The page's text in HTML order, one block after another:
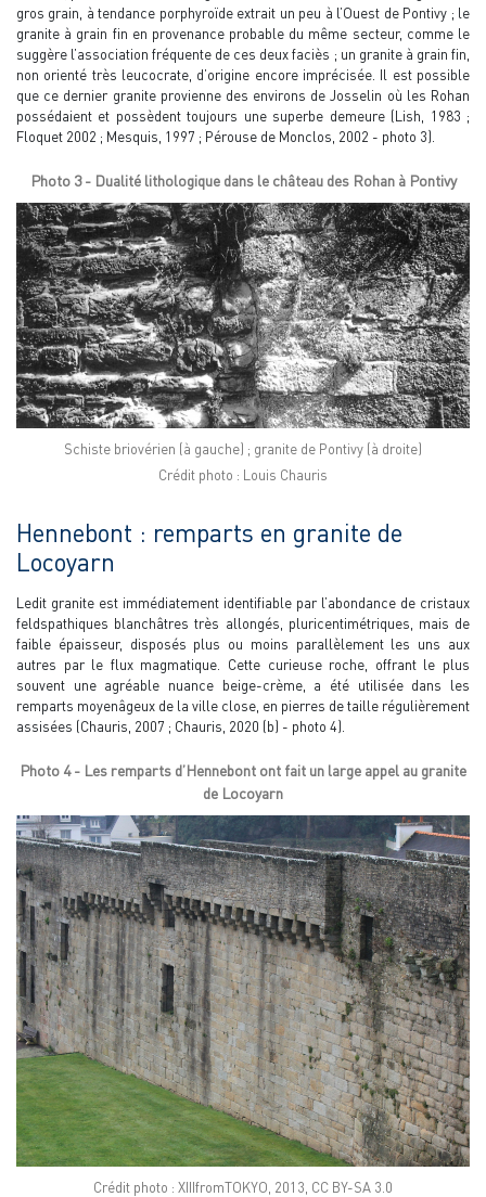
gros grain, à tendance porphyroïde extrait un peu à l’Ouest de Pontivy ; le
granite à grain fin en provenance probable du même secteur, comme le
suggère l’association fréquente de ces deux faciès ; un granite à grain fin,
non orienté très leucocrate, d’origine encore imprécisée. Il est possible
que ce dernier granite provienne des environs de Josselin où les Rohan
possédaient et possèdent toujours une superbe demeure (Lish, 1983 ;
Floquet 2002 ; Mesquis, 1997 ; Pérouse de Monclos, 2002 - photo 3).
Photo 3 - Dualité lithologique dans le château des Rohan à Pontivy
Schiste briovérien (à gauche) ; granite de Pontivy (à droite)
Crédit photo : Louis Chauris
Hennebont : remparts en granite de
Locoyarn
Ledit granite est immédiatement identifiable par l’abondance de cristaux
feldspathiques blanchâtres très allongés, pluricentimétriques, mais de
faible épaisseur, disposés plus ou moins parallèlement les uns aux
autres par le flux magmatique. Cette curieuse roche, offrant le plus
souvent une agréable nuance beige-crème, a été utilisée dans les
remparts moyenâgeux de la ville close, en pierres de taille régulièrement
assisées (Chauris, 2007 ; Chauris, 2020 (b) - photo 4).
Photo 4 - Les remparts d’Hennebont ont fait un large appel au granite
de Locoyarn
Crédit photo : XIIIfromTOKYO, 2013, CC BY-SA 3.0